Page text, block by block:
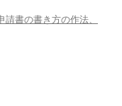
書の書き方の作法、